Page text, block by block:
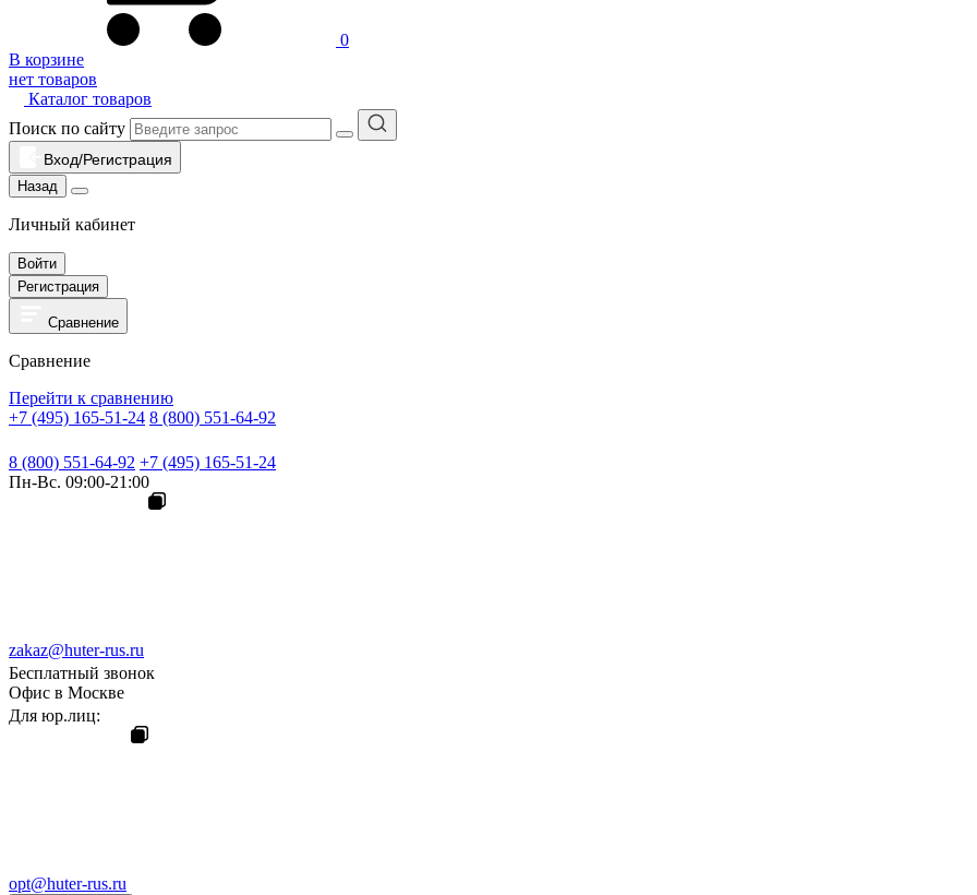
0
В корзине
нет товаров
Каталог товаров
Поиск по сайту
Вход/Регистрация
Назад
Личный кабинет
Войти
Регистрация
Сравнение
Сравнение
Перейти к сравнению
+7 (495) 165-51-24 8 (800) 551-64-92
8 (800) 551-64-92 +7 (495) 165-51-24
Пн-Вс. 09:00-21:00
zakaz@huter-rus.ru
Бесплатный звонок
Офис в Москве
Для юр.лиц:
opt@huter-rus.ru